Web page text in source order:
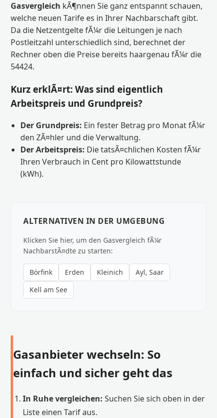
Gasvergleich kÃ¶nnen Sie ganz entspannt schauen,
welche neuen Tarife es in Ihrer Nachbarschaft gibt.
Da die Netzentgelte fÃ¼r die Leitungen je nach
Postleitzahl unterschiedlich sind, berechnet der
Rechner oben die Preise bereits haargenau fÃ¼r die
54424.
Kurz erklÃ¤rt: Was sind eigentlich
Arbeitspreis und Grundpreis?
Der Grundpreis: Ein fester Betrag pro Monat fÃ¼r
den ZÃ¤hler und die Verwaltung.
Der Arbeitspreis: Die tatsÃ¤chlichen Kosten fÃ¼r
Ihren Verbrauch in Cent pro Kilowattstunde
(kWh).
ALTERNATIVEN IN DER UMGEBUNG
Klicken Sie hier, um den Gasvergleich fÃ¼r
NachbarstÃ¤dte zu starten:
Börfink Erden Kleinich
Ayl, Saar
Kell am See
Gasanbieter wechseln: So
einfach und sicher geht das
In Ruhe vergleichen: Suchen Sie sich oben in der
Liste einen Tarif aus.